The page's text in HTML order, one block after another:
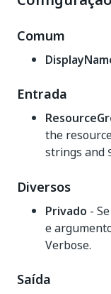
Comum
Entrada
the
strings and
Diversos
Privado -
e
Verbose.
Saída